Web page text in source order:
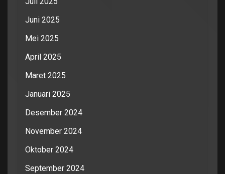
Juni 2025
Mei 2025
April 2025
Maret 2025
Januari 2025
Desember 2024
November 2024
Oktober 2024
September 2024